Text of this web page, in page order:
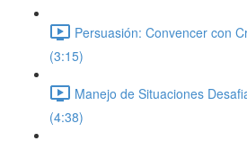
Persuasión: Convencer con
(3:15)
Manejo de Situaciones
(4:38)